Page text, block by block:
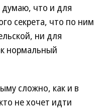
думаю, что и для
секрета, что по ним
ни для
нормальный
сложно, как и в
не хочет идти